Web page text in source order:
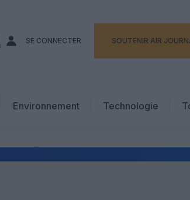
SE CONNECTER SOUTENIR AIR
Environnement Technologie